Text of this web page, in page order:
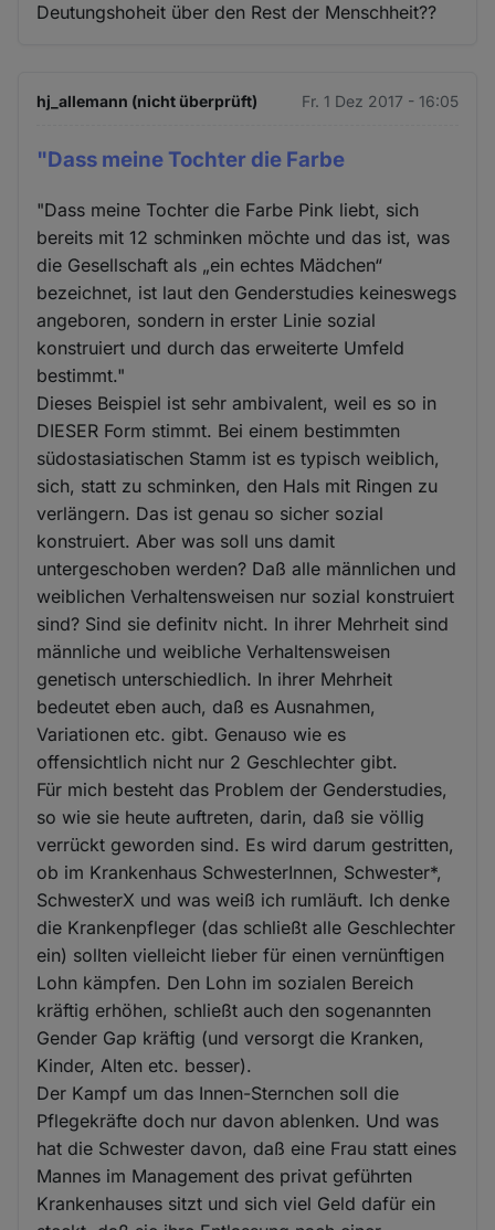
Deutungshoheit über den Rest der Menschheit??
hj_allemann (nicht überprüft) Fr. 1 Dez 2017 - 16:05
"Dass meine Tochter die Farbe
"Dass meine Tochter die Farbe Pink liebt, sich
bereits mit 12 schminken möchte und das ist, was
die Gesellschaft als „ein echtes Mädchen“
bezeichnet, ist laut den Genderstudies keineswegs
angeboren, sondern in erster Linie sozial
konstruiert und durch das erweiterte Umfeld
bestimmt."
Dieses Beispiel ist sehr ambivalent, weil es so in
DIESER Form stimmt. Bei einem bestimmten
südostasiatischen Stamm ist es typisch weiblich,
sich, statt zu schminken, den Hals mit Ringen zu
verlängern. Das ist genau so sicher sozial
konstruiert. Aber was soll uns damit
untergeschoben werden? Daß alle männlichen und
weiblichen Verhaltensweisen nur sozial konstruiert
sind? Sind sie definitv nicht. In ihrer Mehrheit sind
männliche und weibliche Verhaltensweisen
genetisch unterschiedlich. In ihrer Mehrheit
bedeutet eben auch, daß es Ausnahmen,
Variationen etc. gibt. Genauso wie es
offensichtlich nicht nur 2 Geschlechter gibt.
Für mich besteht das Problem der Genderstudies,
so wie sie heute auftreten, darin, daß sie völlig
verrückt geworden sind. Es wird darum gestritten,
ob im Krankenhaus SchwesterInnen, Schwester*,
SchwesterX und was weiß ich rumläuft. Ich denke
die Krankenpfleger (das schließt alle Geschlechter
ein) sollten vielleicht lieber für einen vernünftigen
Lohn kämpfen. Den Lohn im sozialen Bereich
kräftig erhöhen, schließt auch den sogenannten
Gender Gap kräftig (und versorgt die Kranken,
Kinder, Alten etc. besser).
Der Kampf um das Innen-Sternchen soll die
Pflegekräfte doch nur davon ablenken. Und was
hat die Schwester davon, daß eine Frau statt eines
Mannes im Management des privat geführten
Krankenhauses sitzt und sich viel Geld dafür ein